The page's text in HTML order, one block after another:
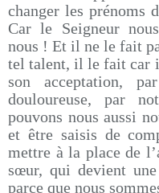
changer les prénoms
Car le Seigneur
nous ! Et il ne le fait
tel talent, il le fait car
son acceptation,
douloureuse, par
pouvons nous aussi
et être saisis de
mettre à la place de
sœur, qui devient
parce que nous